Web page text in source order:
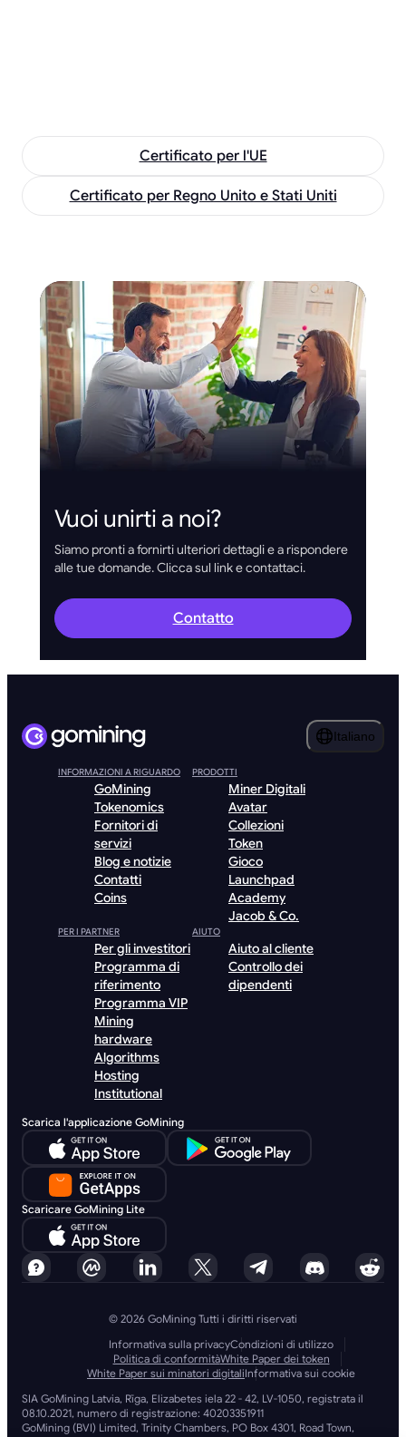
Certificato per l'UE
Certificato per Regno Unito e Stati Uniti
Vuoi unirti a noi?
Siamo pronti a fornirti ulteriori dettagli e a rispondere
alle tue domande. Clicca sul link e contattaci.
Contatto
Italiano
INFORMAZIONI A RIGUARDO
GoMining
Tokenomics
Fornitori di
servizi
Blog e notizie
Contatti
Coins
PRODOTTI
Miner Digitali
Avatar
Collezioni
Token
Gioco
Launchpad
Academy
Jacob & Co.
PER I PARTNER
Per gli investitori
Programma di
riferimento
Programma VIP
Mining
hardware
Algorithms
Hosting
Institutional
AIUTO
Aiuto al cliente
Controllo dei
dipendenti
Scarica l'applicazione GoMining
Scaricare GoMining Lite
© 2026 GoMining Tutti i diritti riservati
Informativa sulla privacyCondizioni di utilizzo
Politica di conformitàWhite Paper dei token
White Paper sui minatori digitaliInformativa sui cookie
SIA GoMining Latvia, Rīga, Elizabetes iela 22 - 42, LV-1050, registrata il
08.10.2021, numero di registrazione: 40203351911
GoMining (BVI) Limited, Trinity Chambers, PO Box 4301, Road Town,